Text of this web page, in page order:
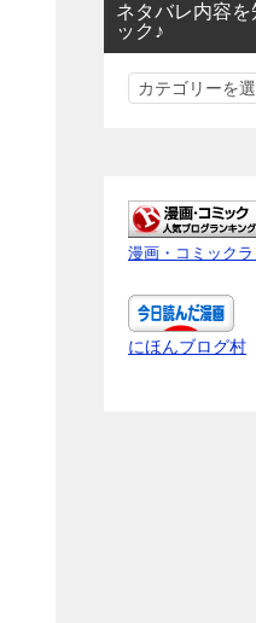
ネタバレ内容を
ック♪
ネ
内
容
を
知
り
た
漫画・コミック
にほんブログ村